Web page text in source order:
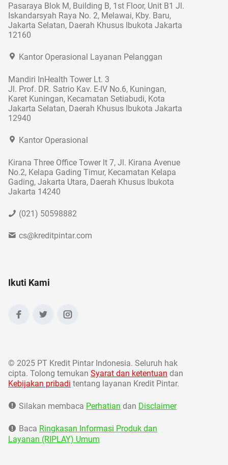
Pasaraya Blok M, Building B, 1st Floor, Unit B1 Jl.
Iskandarsyah Raya No. 2, Melawai, Kby. Baru,
Jakarta Selatan, Daerah Khusus Ibukota Jakarta
12160
Kantor Operasional Layanan Pelanggan
Mandiri InHealth Tower Lt. 3
Jl. Prof. DR. Satrio Kav. E-IV No.6, Kuningan,
Karet Kuningan, Kecamatan Setiabudi, Kota
Jakarta Selatan, Daerah Khusus Ibukota Jakarta
12940
Kantor Operasional
Kirana Three Office Tower lt 7, Jl. Kirana Avenue
No.2, Kelapa Gading Timur, Kecamatan Kelapa
Gading, Jakarta Utara, Daerah Khusus Ibukota
Jakarta 14240
(021) 50598882
cs@kreditpintar.com
Ikuti Kami
© 2025 PT Kredit Pintar Indonesia. Seluruh hak
cipta. Tolong temukan Syarat dan ketentuan dan
Kebijakan pribadi tentang layanan Kredit Pintar.
Silakan membaca Perhatian dan Disclaimer
Baca Ringkasan Informasi Produk dan
Layanan (RIPLAY) Umum